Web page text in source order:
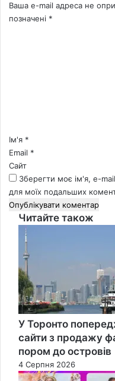
Ваша e-mail адреса не
позначені *
*Ім'я *
Email *
Сайт
Зберегти моє ім'я, e-
для моїх подальших
Читайте також
Close
У Торонто
сайти з продажу
пором до островів
4 Серпня 2026